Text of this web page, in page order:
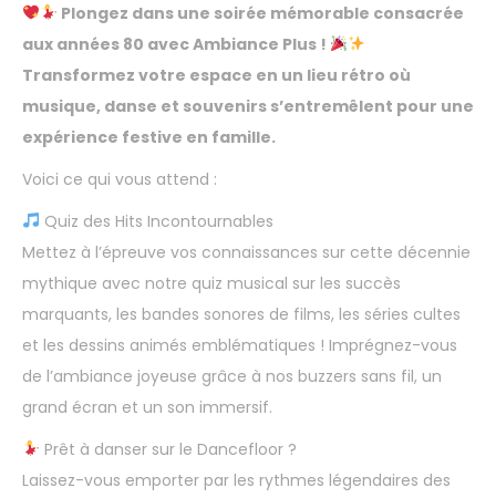
Plongez dans une soirée mémorable consacrée
aux années 80 avec Ambiance Plus !
Transformez votre espace en un lieu rétro où
musique, danse et souvenirs s’entremêlent pour une
expérience festive en famille.
Voici ce qui vous attend :
Quiz des Hits Incontournables
Mettez à l’épreuve vos connaissances sur cette décennie
mythique avec notre quiz musical sur les succès
marquants, les bandes sonores de films, les séries cultes
et les dessins animés emblématiques ! Imprégnez-vous
de l’ambiance joyeuse grâce à nos buzzers sans fil, un
grand écran et un son immersif.
Prêt à danser sur le Dancefloor ?
Laissez-vous emporter par les rythmes légendaires des